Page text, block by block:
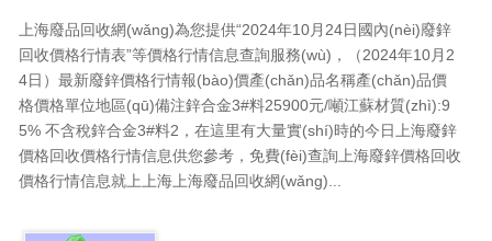
上海廢品回收網(wǎng)為您提供“2024年10月24日國內(nèi)廢鋅
回收價格行情表”等價格行情信息查詢服務(wù)，（2024年10月2
4日）最新廢鋅價格行情報(bào)價產(chǎn)品名稱產(chǎn)品價
格價格單位地區(qū)備注鋅合金3#料25900元/噸江蘇材質(zhì):9
5% 不含稅鋅合金3#料2，在這里有大量實(shí)時的今日上海廢鋅
價格回收價格行情信息供您參考，免費(fèi)查詢上海廢鋅價格回收
價格行情信息就上上海上海廢品回收網(wǎng)...